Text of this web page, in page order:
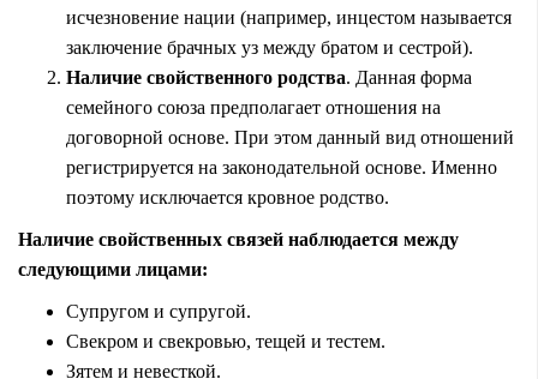
исчезновение нации (например, инцестом называется
заключение брачных уз между братом и сестрой).
Наличие свойственного родства. Данная форма
семейного союза предполагает отношения на
договорной основе. При этом данный вид отношений
регистрируется на законодательной основе. Именно
поэтому исключается кровное родство.
Наличие свойственных связей наблюдается между
следующими лицами:
Супругом и супругой.
Свекром и свекровью, тещей и тестем.
Зятем и невесткой.